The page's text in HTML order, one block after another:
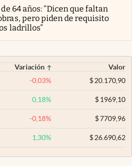
64 años: “Dicen que faltan
pero piden de requisito
ladrillos”
Variación
Valor
-0,03% $20.170,90
0,18% $1969,10
-0,18% $7709,96
1,30% $26.690,62